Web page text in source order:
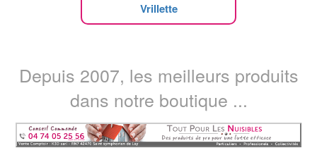
Vrillette
Depuis 2007, les meilleurs produits
dans notre boutique ...